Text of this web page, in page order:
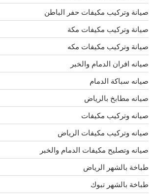
صيانة وتركيب مكيفات حفر الباطن
صيانة وتركيب مكيفات مكة
صيانة وتركيب مكيفات مكه
صيانه افران الدمام والخبر
صيانه سباكة الدمام
صيانه مطابخ بالرياض
صيانه وتركيب مكيفات
صيانه وتركيب مكيفات الرياض
صيانه وتصليح مكيفات الدمام والخبر
طباخة بالشهر الرياض
طباخة بالشهر تبوك